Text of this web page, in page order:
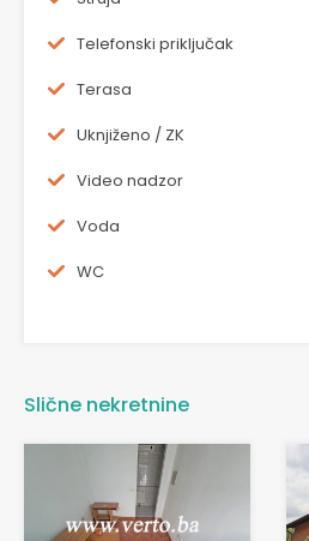
Telefonski priključak
Terasa
Uknjiženo / ZK
Video nadzor
Voda
WC
Slične nekretnine